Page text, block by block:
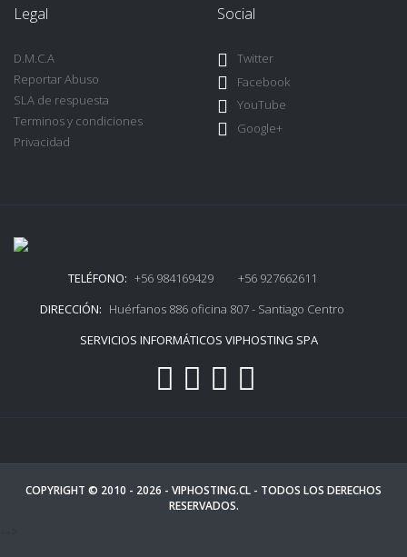
Legal
D.M.C.A
Reportar Abuso
SLA de respuesta
Terminos y condiciones
Privacidad
Social
Twitter
Facebook
YouTube
Google+
TELÉFONO: +56 984169429 +56 927662611
DIRECCIÓN: Huérfanos 886 oficina 807 - Santiago Centro
SERVICIOS INFORMÁTICOS VIPHOSTING SPA
COPYRIGHT © 2010 - 2026 - VIPHOSTING.CL - TODOS LOS DERECHOS
RESERVADOS.